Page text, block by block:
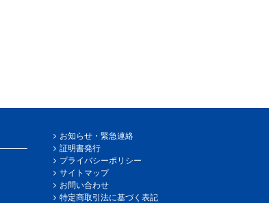
お知らせ・緊急連絡
証明書発行
プライバシーポリシー
サイトマップ
お問い合わせ
特定商取引法に基づく表記